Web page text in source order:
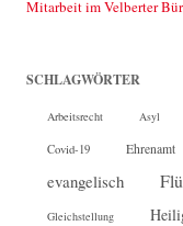
Mitarbeit im Velberter
SCHLAGWÖRTER
Arbeitsrecht Asyl
Covid-19 Ehrenamt
evangelisch
Gleichstellung